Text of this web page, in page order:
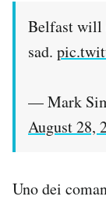
Belfast will
sad.
— Mark
August 28,
Uno dei